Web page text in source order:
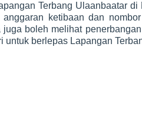
Terbang Ulaanbaatar
ketibaan dan
juga boleh melihat
untuk berlepas Lapangan